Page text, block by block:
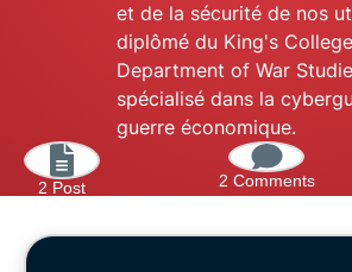
et de la sécurité de nos
diplômé du King's
Department of War
spécialisé dans la
guerre économique.
2 Post 2 Comments